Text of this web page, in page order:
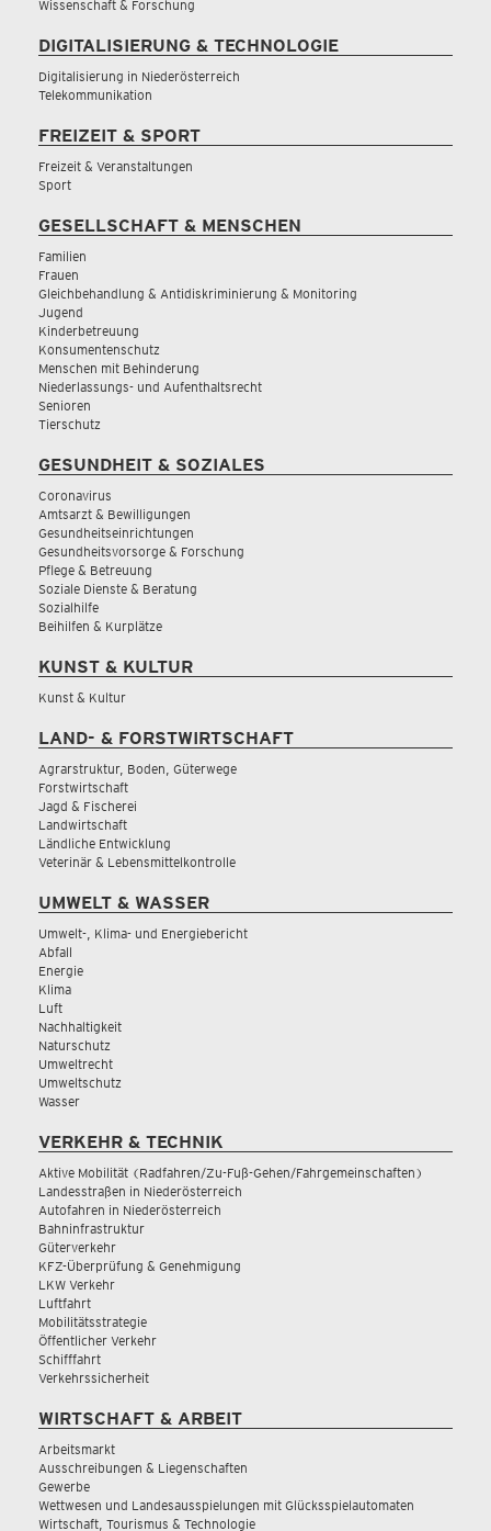
Wissenschaft & Forschung
DIGITALISIERUNG & TECHNOLOGIE
Digitalisierung in Niederösterreich
Telekommunikation
FREIZEIT & SPORT
Freizeit & Veranstaltungen
Sport
GESELLSCHAFT & MENSCHEN
Familien
Frauen
Gleichbehandlung & Antidiskriminierung & Monitoring
Jugend
Kinderbetreuung
Konsumentenschutz
Menschen mit Behinderung
Niederlassungs- und Aufenthaltsrecht
Senioren
Tierschutz
GESUNDHEIT & SOZIALES
Coronavirus
Amtsarzt & Bewilligungen
Gesundheitseinrichtungen
Gesundheitsvorsorge & Forschung
Pflege & Betreuung
Soziale Dienste & Beratung
Sozialhilfe
Beihilfen & Kurplätze
KUNST & KULTUR
Kunst & Kultur
LAND- & FORSTWIRTSCHAFT
Agrarstruktur, Boden, Güterwege
Forstwirtschaft
Jagd & Fischerei
Landwirtschaft
Ländliche Entwicklung
Veterinär & Lebensmittelkontrolle
UMWELT & WASSER
Umwelt-, Klima- und Energiebericht
Abfall
Energie
Klima
Luft
Nachhaltigkeit
Naturschutz
Umweltrecht
Umweltschutz
Wasser
VERKEHR & TECHNIK
Aktive Mobilität (Radfahren/Zu-Fuß-Gehen/Fahrgemeinschaften)
Landesstraßen in Niederösterreich
Autofahren in Niederösterreich
Bahninfrastruktur
Güterverkehr
KFZ-Überprüfung & Genehmigung
LKW Verkehr
Luftfahrt
Mobilitätsstrategie
Öffentlicher Verkehr
Schifffahrt
Verkehrssicherheit
WIRTSCHAFT & ARBEIT
Arbeitsmarkt
Ausschreibungen & Liegenschaften
Gewerbe
Wettwesen und Landesausspielungen mit Glücksspielautomaten
Wirtschaft, Tourismus & Technologie